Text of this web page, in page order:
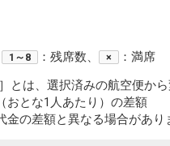
1～8 ：残席数、 ×
：満席
とは、選択済みの航空便か
おとな1人あたり）の差額
金の差額と異なる場合があり